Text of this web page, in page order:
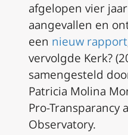
afgelopen vier
aangevallen en
een nieuw rapport
vervolgde Kerk?
samengesteld
Patricia Molina
Pro-Transparancy
Observatory.